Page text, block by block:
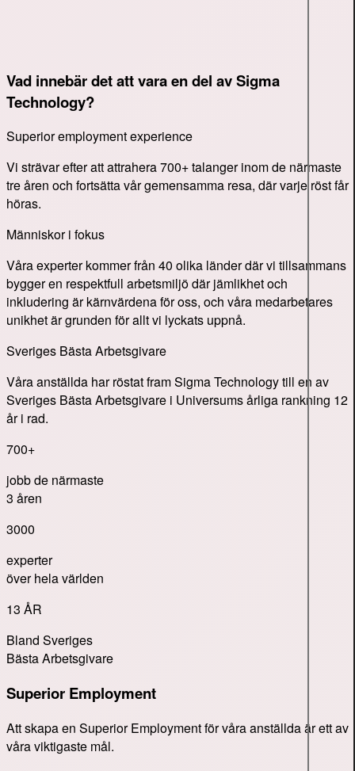
Vad innebär det att vara en del av Sigma
Technology?
Superior employment experience
Vi strävar efter att attrahera 700+ talanger inom de närmaste
tre åren och fortsätta vår gemensamma resa, där varje röst får
höras.
Människor i fokus
Våra experter kommer från 40 olika länder där vi tillsammans
bygger en respektfull arbetsmiljö där jämlikhet och
inkludering är kärnvärdena för oss, och våra medarbetares
unikhet är grunden för allt vi lyckats uppnå.
Sveriges Bästa Arbetsgivare
Våra anställda har röstat fram Sigma Technology till en av
Sveriges Bästa Arbetsgivare i Universums årliga rankning 12
år i rad.
700+
jobb de närmaste
3 åren
3000
experter
över hela världen
13 ÅR
Bland Sveriges
Bästa Arbetsgivare
Superior Employment
Att skapa en Superior Employment för våra anställda är ett av
våra viktigaste mål.